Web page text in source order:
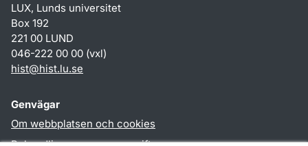
LUX, Lunds universitet
Box 192
221 00 LUND
046-222 00 00 (vxl)
hist@hist.lu.se
Genvägar
Om webbplatsen och cookies